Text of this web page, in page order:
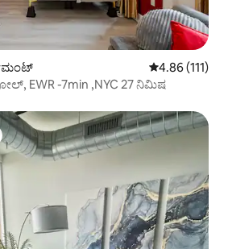
5 ರಲ್ಲಿ 4.86
4.86 (111)
EWR -7min ,NYC 27 ನಿಮಿಷ